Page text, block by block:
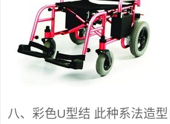
八、彩色U型结 此种系法造